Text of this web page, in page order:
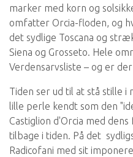
marker med korn og
omfatter Orcia-floden, og
det sydlige Toscana og
Siena og Grosseto. Hele
Verdensarvsliste – og er
Tiden ser ud til at stå stille i
lille perle kendt som den
Castiglion d'Orcia med
tilbage i tiden. På det
Radicofani med sit